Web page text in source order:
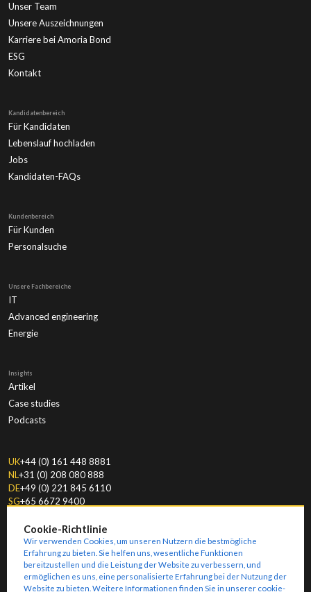
Unser Team
Unsere Auszeichnungen
Karriere bei Amoria Bond
ESG
Kontakt
Kandidatenbereich
Für Kandidaten
Lebenslauf hochladen
Jobs
Kandidaten-FAQs
Kundenbereich
Für Kunden
Personalsuche
Unsere Fachbereiche
IT
Advanced engineering
Energie
Insights
Artikel
Case studies
Podcasts
UK+44 (0) 161 448 8881
NL+31 (0) 208 080 888
DE+49 (0) 221 845 6110
SG+65 6672 9400
© Copyright2026Amoria Bond.Modern Slavery & Human Trafficking Statement
Key Information DocumentsEthical PoliciesImpressumAllgemeine GeschäftsbedingungenPrivacy
Cookie-Richtlinie
Wir verwenden Cookies, um unseren Nutzern die bestmögliche
Erfahrung zu bieten. Sie helfen uns, wesentliche Funktionen
bereitzustellen und die Leistung der Website zu verbessern, und
ermöglichen es uns, eine personalisierte Erfahrung bei der Nutzung der
Website zu bieten. Weitere Informationen finden Sie in unserer cookie-